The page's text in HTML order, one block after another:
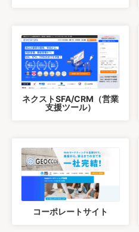
ネクストSFA/CRM（営業
支援ツール）
コーポレートサイト